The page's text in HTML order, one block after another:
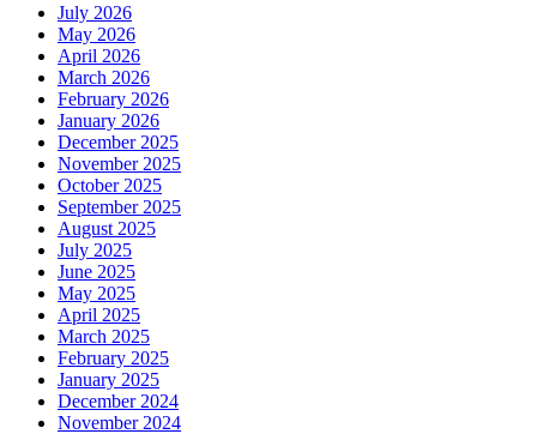
July 2026
May 2026
April 2026
March 2026
February 2026
January 2026
December 2025
November 2025
October 2025
September 2025
August 2025
July 2025
June 2025
May 2025
April 2025
March 2025
February 2025
January 2025
December 2024
November 2024